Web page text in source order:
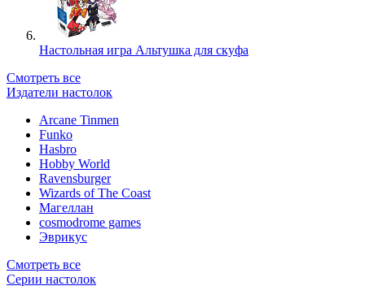
Настольная игра Альтушка для скуфа
Смотреть все
Издатели настолок
Arcane Tinmen
Funko
Hasbro
Hobby World
Ravensburger
Wizards of The Coast
Магеллан
сosmodrome games
Эврикус
Смотреть все
Серии настолок